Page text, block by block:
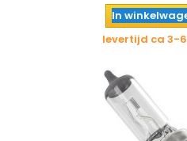
In
levertijd ca 3-